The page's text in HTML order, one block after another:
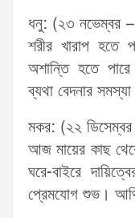
ধনু: (২৩ নভেম্বর
শরীর খারাপ হতে
অশান্তি হতে
ব্যথা বেদনার
মকর: (২২
আজ মায়ের কাছ
ঘরে-বাইরে
প্রেমযোগ শুভ।